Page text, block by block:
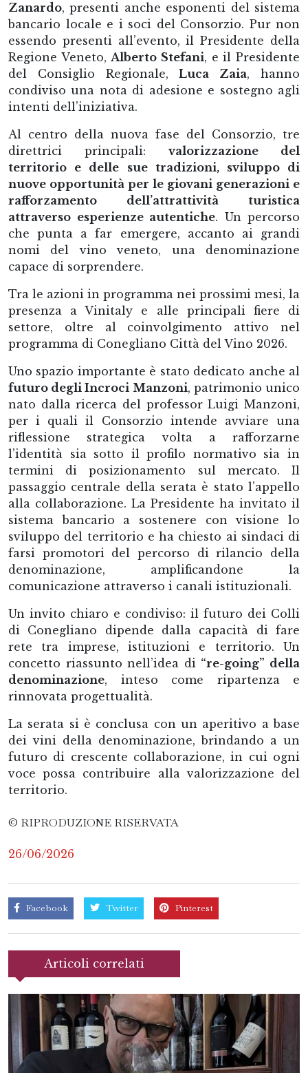
Zanardo, presenti anche esponenti del sistema
bancario locale e i soci del Consorzio. Pur non
essendo presenti all’evento, il Presidente della
Regione Veneto,Alberto Stefani, e il Presidente
del Consiglio Regionale,Luca Zaia, hanno
condiviso una nota di adesione e sostegno agli
intenti dell’iniziativa.
Al centro della nuova fase del Consorzio, tre
direttrici principali: valorizzazione del
territorio e delle sue tradizioni, sviluppo di
nuove opportunità per le giovani generazioni e
rafforzamento dell’attrattività turistica
attraverso esperienze autentiche. Un percorso
che punta a far emergere, accanto ai grandi
nomi del vino veneto, una denominazione
capace di sorprendere.
Tra le azioni in programma nei prossimi mesi, la
presenza a Vinitaly e alle principali fiere di
settore, oltre al coinvolgimento attivo nel
programma di Conegliano Città del Vino 2026.
Uno spazio importante è stato dedicato anche al
futuro degli Incroci Manzoni, patrimonio unico
nato dalla ricerca del professor Luigi Manzoni,
per i quali il Consorzio intende avviare una
riflessione strategica volta a rafforzarne
l’identità sia sotto il profilo normativo sia in
termini di posizionamento sul mercato. Il
passaggio centrale della serata è stato l’appello
alla collaborazione. La Presidente ha invitato il
sistema bancario a sostenere con visione lo
sviluppo del territorio e ha chiesto ai sindaci di
farsi promotori del percorso di rilancio della
denominazione, amplificandone la
comunicazione attraverso i canali istituzionali.
Un invito chiaro e condiviso: il futuro dei Colli
di Conegliano dipende dalla capacità di fare
rete tra imprese, istituzioni e territorio. Un
concetto riassunto nell’idea di “re-going” della
denominazione, inteso come ripartenza e
rinnovata progettualità.
La serata si è conclusa con un aperitivo a base
dei vini della denominazione, brindando a un
futuro di crescente collaborazione, in cui ogni
voce possa contribuire alla valorizzazione del
territorio.
© RIPRODUZIONE RISERVATA
26/06/2026
Facebook Twitter Pinterest
Articoli correlati